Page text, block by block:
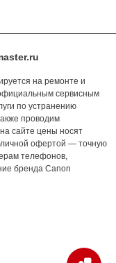
на ремонте и
сервисным
по устранению
проводим
сайте цены носят
офертой — точную
телефонов,
бренда Canon